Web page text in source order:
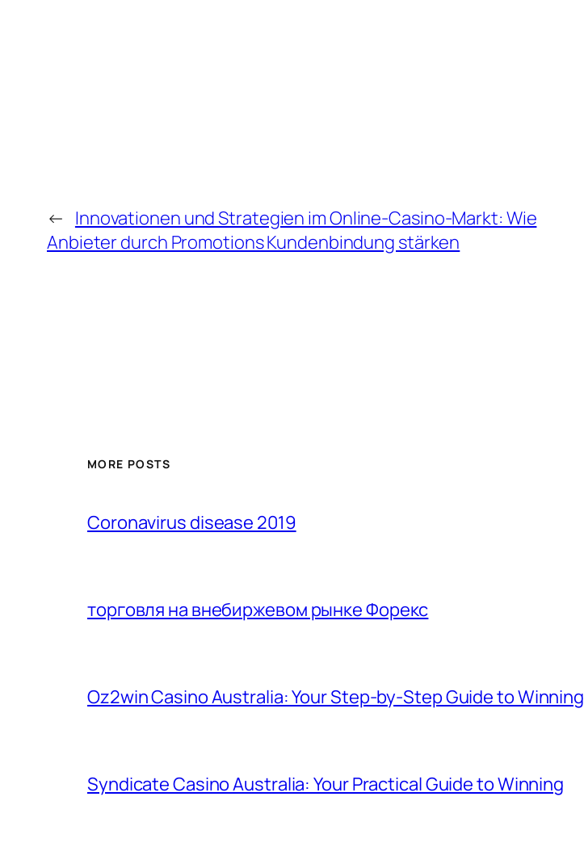
← Innovationen und Strategien im Online-Casino-Markt: Wie
Anbieter durch Promotions Kundenbindung stärken
MORE POSTS
Coronavirus disease 2019
торговля на внебиржевом рынке Форекс
Oz2win Casino Australia: Your Step-by-Step Guide to Winning
Syndicate Casino Australia: Your Practical Guide to Winning